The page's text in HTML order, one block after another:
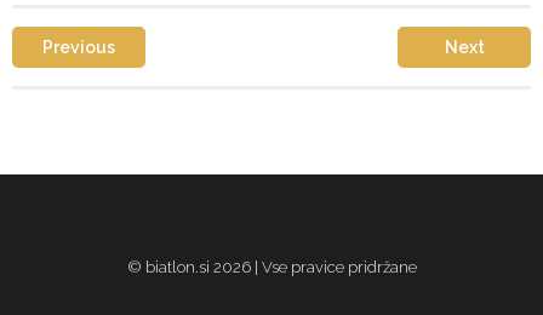
Previous Next
© biatlon.si 2026 | Vse pravice pridržane